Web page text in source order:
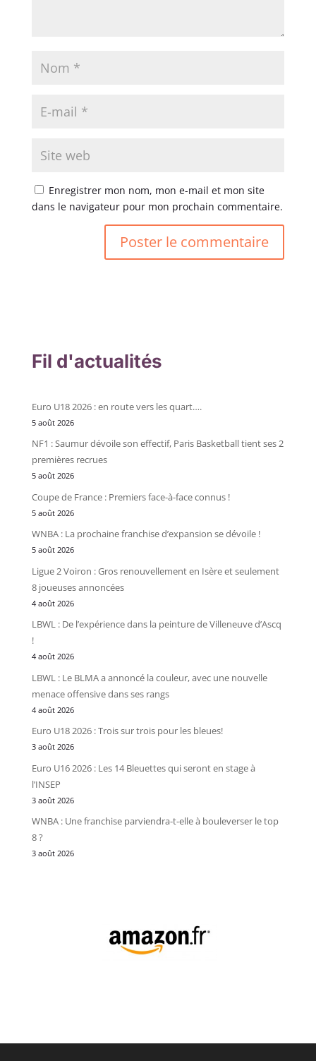
Enregistrer mon nom, mon e-mail et mon site
dans le navigateur pour mon prochain commentaire.
Fil d'actualités
Euro U18 2026 : en route vers les quart….
5 août 2026
NF1 : Saumur dévoile son effectif, Paris Basketball tient ses 2
premières recrues
5 août 2026
Coupe de France : Premiers face-à-face connus !
5 août 2026
WNBA : La prochaine franchise d’expansion se dévoile !
5 août 2026
Ligue 2 Voiron : Gros renouvellement en Isère et seulement
8 joueuses annoncées
4 août 2026
LBWL : De l’expérience dans la peinture de Villeneuve d’Ascq
!
4 août 2026
LBWL : Le BLMA a annoncé la couleur, avec une nouvelle
menace offensive dans ses rangs
4 août 2026
Euro U18 2026 : Trois sur trois pour les bleues!
3 août 2026
Euro U16 2026 : Les 14 Bleuettes qui seront en stage à
l’INSEP
3 août 2026
WNBA : Une franchise parviendra-t-elle à bouleverser le top
8 ?
3 août 2026